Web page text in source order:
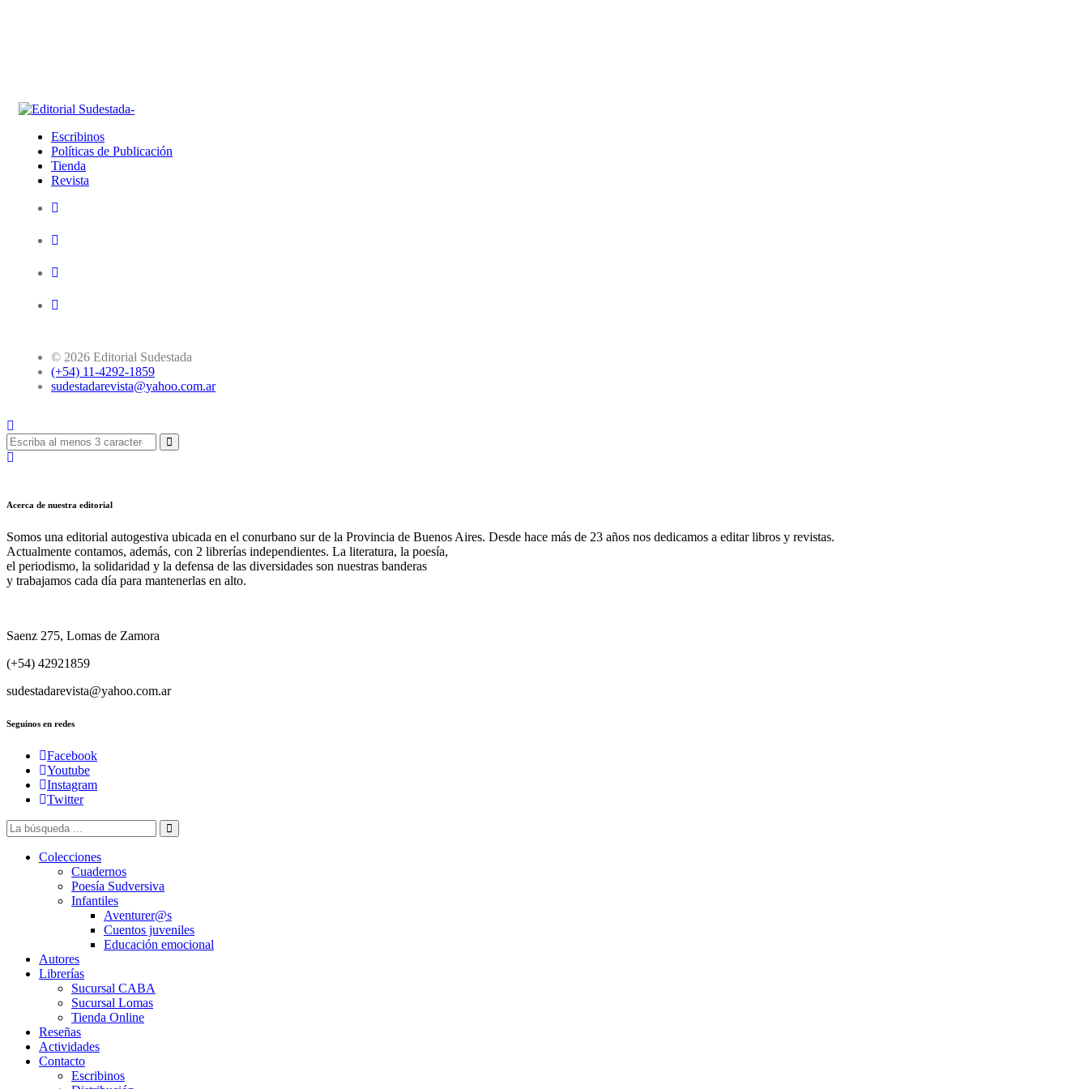
Escribinos
Políticas de Publicación
Tienda
Revista
© 2026 Editorial Sudestada
(+54) 11-4292-1859
sudestadarevista@yahoo.com.ar
Acerca de nuestra editorial
Somos una editorial autogestiva ubicada en el conurbano sur de la Provincia de Buenos Aires. Desde hace más de 23 años nos dedicamos a editar libros y revistas.
Actualmente contamos, además, con 2 librerías independientes. La literatura, la poesía,
el periodismo, la solidaridad y la defensa de las diversidades son nuestras banderas
y trabajamos cada día para mantenerlas en alto.
Saenz 275, Lomas de Zamora
(+54) 42921859
sudestadarevista@yahoo.com.ar
Seguinos en redes
Facebook
Youtube
Instagram
Twitter
Colecciones
Cuadernos
Poesía Sudversiva
Infantiles
Aventurer@s
Cuentos juveniles
Educación emocional
Autores
Librerías
Sucursal CABA
Sucursal Lomas
Tienda Online
Reseñas
Actividades
Contacto
Escribinos